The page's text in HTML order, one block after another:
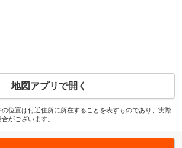
地図アプリで開く
位置は付近住所に所在することを表すものであり、実際
がございます。